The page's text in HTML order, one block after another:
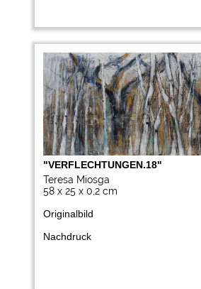
"VERFLECHTUNGEN.18"
Teresa Miosga
58 x 25 x 0,2 cm
Originalbild
Nachdruck